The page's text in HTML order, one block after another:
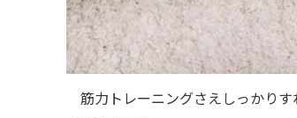
筋力トレーニングさえしっかりす